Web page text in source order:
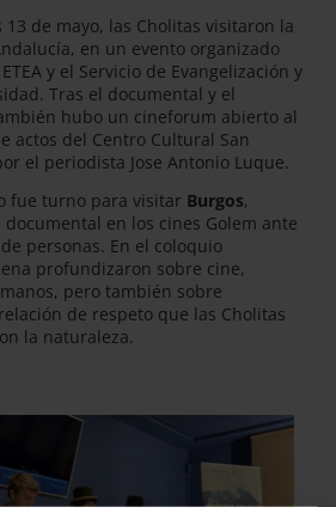
13 de mayo, las Cholitas visitaron la
en un evento organizado
y el Servicio de Evangelización y
Tras el documental y el
hubo un cineforum abierto al
actos del Centro Cultural San
el periodista Jose Antonio Luque.
fue turno para visitar Burgos,
en los cines Golem ante
personas. En el coloquio
profundizaron sobre cine,
pero también sobre
de respeto que las Cholitas
la naturaleza.